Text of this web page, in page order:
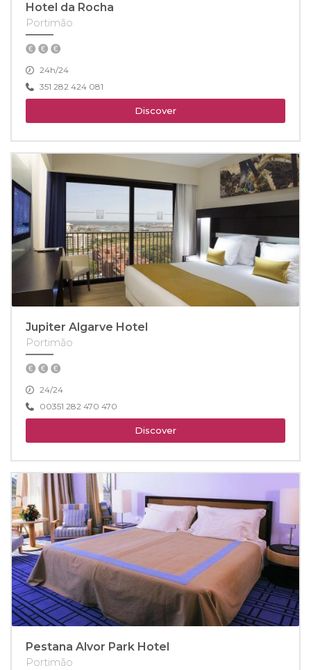
Hotel da Rocha
Portimão
24h/24
351 282 424 081
Discover
Jupiter Algarve Hotel
Portimão
24/24
00351 282 470 470
Discover
Pestana Alvor Park Hotel
Portimão